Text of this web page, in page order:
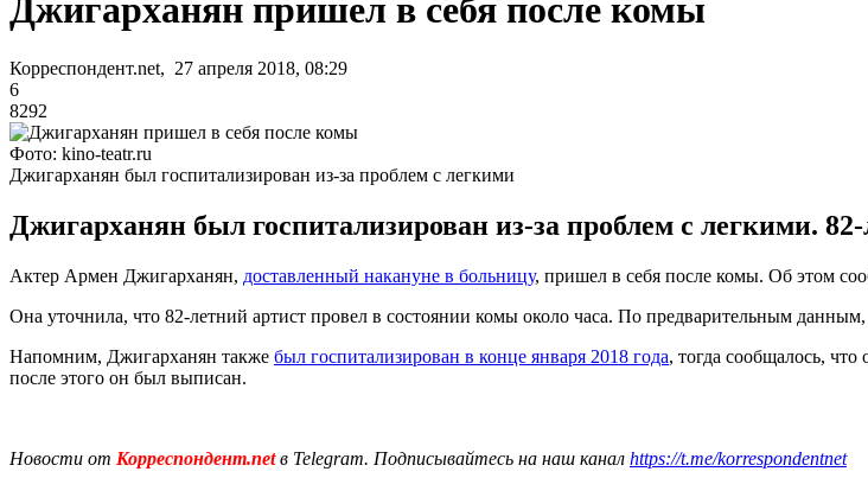
Джигарханян пришел в себя после комы
Корреспондент.net, 27 апреля 2018, 08:29
6
8292
Фото: kino-teatr.ru
Джигарханян был госпитализирован из-за проблем с легкими
Джигарханян был госпитализирован из-за проблем с легкими.
Актер Армен Джигарханян, доставленный накануне в больницу, пришел в себя после комы. Об этом
Она уточнила, что 82-летний артист провел в состоянии комы около часа. По предварительным
Напомним, Джигарханян также был госпитализирован в конце января 2018 года, тогда сообщалось,
после этого он был выписан.
Новости от Корреспондент.netв Telegram. Подписывайтесь на наш канал https://t.me/korrespondentnet